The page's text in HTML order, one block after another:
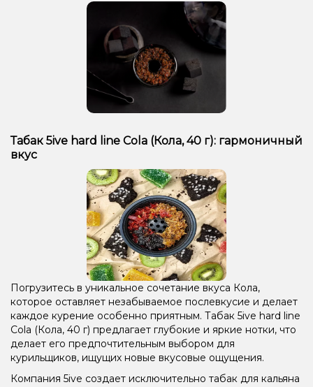
Табак 5ive hard line Cola (Кола, 40 г): гармоничный
вкус
Погрузитесь в уникальное сочетание вкуса Кола,
которое оставляет незабываемое послевкусие и делает
каждое курение особенно приятным. Табак 5ive hard line
Cola (Кола, 40 г) предлагает глубокие и яркие нотки, что
делает его предпочтительным выбором для
курильщиков, ищущих новые вкусовые ощущения.
Компания 5ive создает исключительно табак для кальяна